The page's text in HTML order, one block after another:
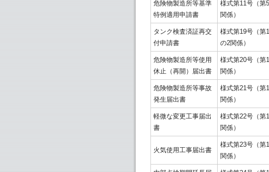
危険物製造所等基準
特例適用申請書
様式第11号（第
関係）
タンク検査済証再交
付申請書
様式第19号（第
の2関係）
危険物製造所等使用
休止（再開）届出書
様式第20号（第
関係）
危険物製造所等事故
発生届出書
様式第21号（第
関係）
軽微な変更工事届出
書
様式第22号（第
関係）
火気使用工事届出書
様式第23号（第
関係）